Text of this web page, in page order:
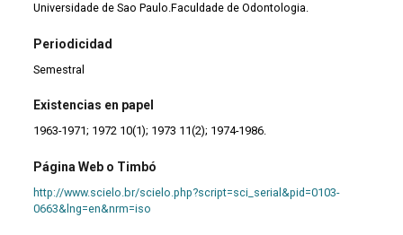
Universidade de Sao Paulo.Faculdade de Odontologia.
Periodicidad
Semestral
Existencias en papel
1963-1971; 1972 10(1); 1973 11(2); 1974-1986.
Página Web o Timbó
http://www.scielo.br/scielo.php?script=sci_serial&pid=0103-
0663&lng=en&nrm=iso